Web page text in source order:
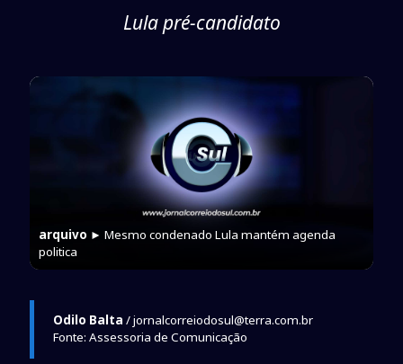
Lula pré-candidato
arquivo ► Mesmo condenado Lula mantém agenda
politica
Odilo Balta / jornalcorreiodosul@terra.com.br
Fonte: Assessoria de Comunicação